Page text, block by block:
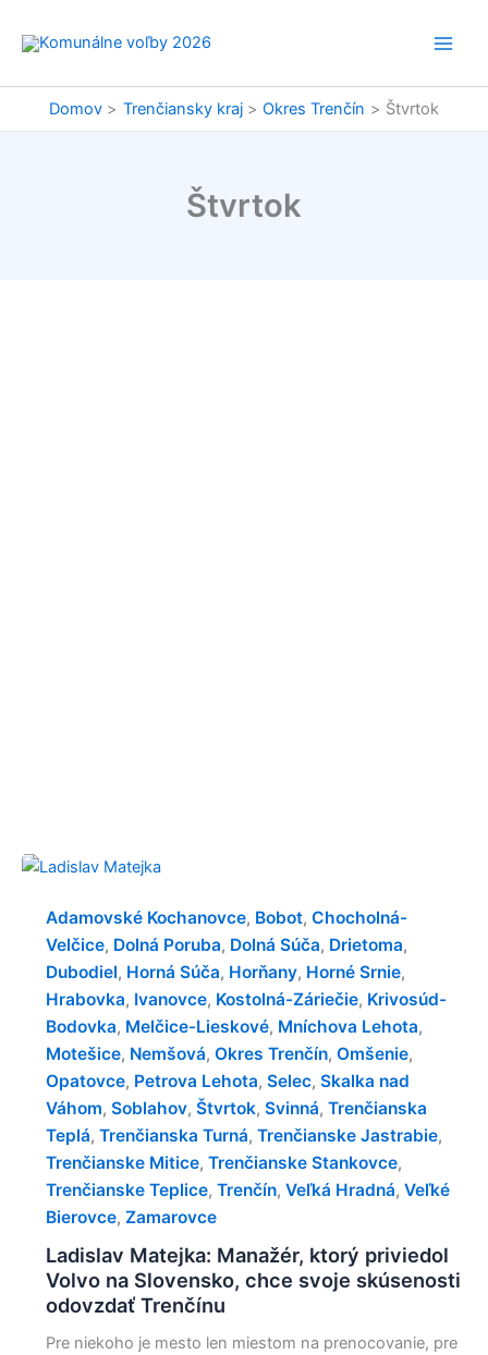
Domov Trenčiansky kraj Okres Trenčín Štvrtok
Štvrtok
Adamovské Kochanovce, Bobot, Chocholná-
Velčice, Dolná Poruba, Dolná Súča, Drietoma,
Dubodiel, Horná Súča, Horňany, Horné Srnie,
Hrabovka, Ivanovce, Kostolná-Záriečie, Krivosúd-
Bodovka, Melčice-Lieskové, Mníchova Lehota,
Motešice, Nemšová, Okres Trenčín, Omšenie,
Opatovce, Petrova Lehota, Selec, Skalka nad
Váhom, Soblahov, Štvrtok, Svinná, Trenčianska
Teplá, Trenčianska Turná, Trenčianske Jastrabie,
Trenčianske Mitice, Trenčianske Stankovce,
Trenčianske Teplice, Trenčín, Veľká Hradná, Veľké
Bierovce, Zamarovce
Ladislav Matejka: Manažér, ktorý priviedol
Volvo na Slovensko, chce svoje skúsenosti
odovzdať Trenčínu
Pre niekoho je mesto len miestom na prenocovanie, pre